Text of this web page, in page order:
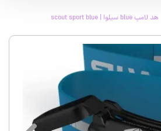
هد لامپ blue سیلوا | scout sport blue